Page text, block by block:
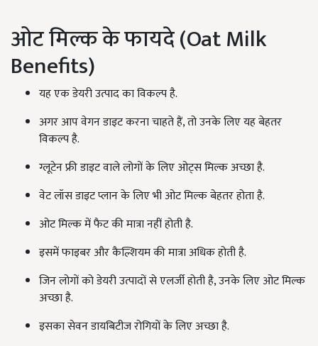
ओट मिल्क के फायदे (Oat Milk
Benefits)
यह एक डेयरी उत्पाद का विकल्प है.
अगर आप वेगन डाइट करना चाहते हैं, तो उनके लिए यह बेहतर
विकल्प है.
ग्लूटेन फ्री डाइट वाले लोगों के लिए ओट्स मिल्क अच्छा है.
वेट लॉस डाइट प्लान के लिए भी ओट मिल्क बेहतर होता है.
ओट मिल्क में फैट की मात्रा नहीं होती है.
इसमें फाइबर और कैल्शियम की मात्रा अधिक होती है.
जिन लोगों को डेयरी उत्पादों से एलर्जी होती है, उनके लिए ओट मिल्क
अच्छा है.
इसका सेवन डायबिटीज रोगियों के लिए अच्छा है.